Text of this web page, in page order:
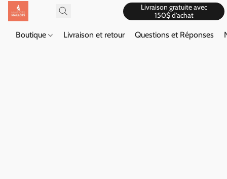
Livraison gratuite avec
150$ d'achat
Boutique Livraison et retour Questions et Réponses